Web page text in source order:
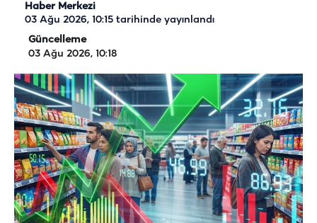
Haber Merkezi
03 Ağu 2026, 10:15 tarihinde yayınlandı
Güncelleme
03 Ağu 2026, 10:18